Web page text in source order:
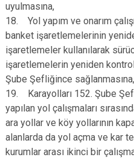
uyulmasına,
18. Yol yapım ve onarım
banket işaretlemelerinin
işaretlemeler kullanılarak
işaretlemelerin yeniden
Şube Şefliğince sağlanmasına,
19. Karayolları 152. Şube
yapılan yol çalışmaları
ara yollar ve köy yollarının
alanlarda da yol açma ve kar
kurumlar arası ikinci bir